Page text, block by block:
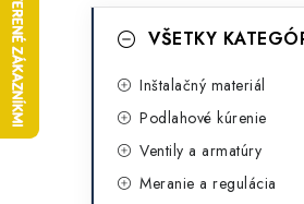
kategórieVŠETKY
Inštalačný materiál
Podlahové kúrenie
Ventily a armatúry
Meranie a regulácia